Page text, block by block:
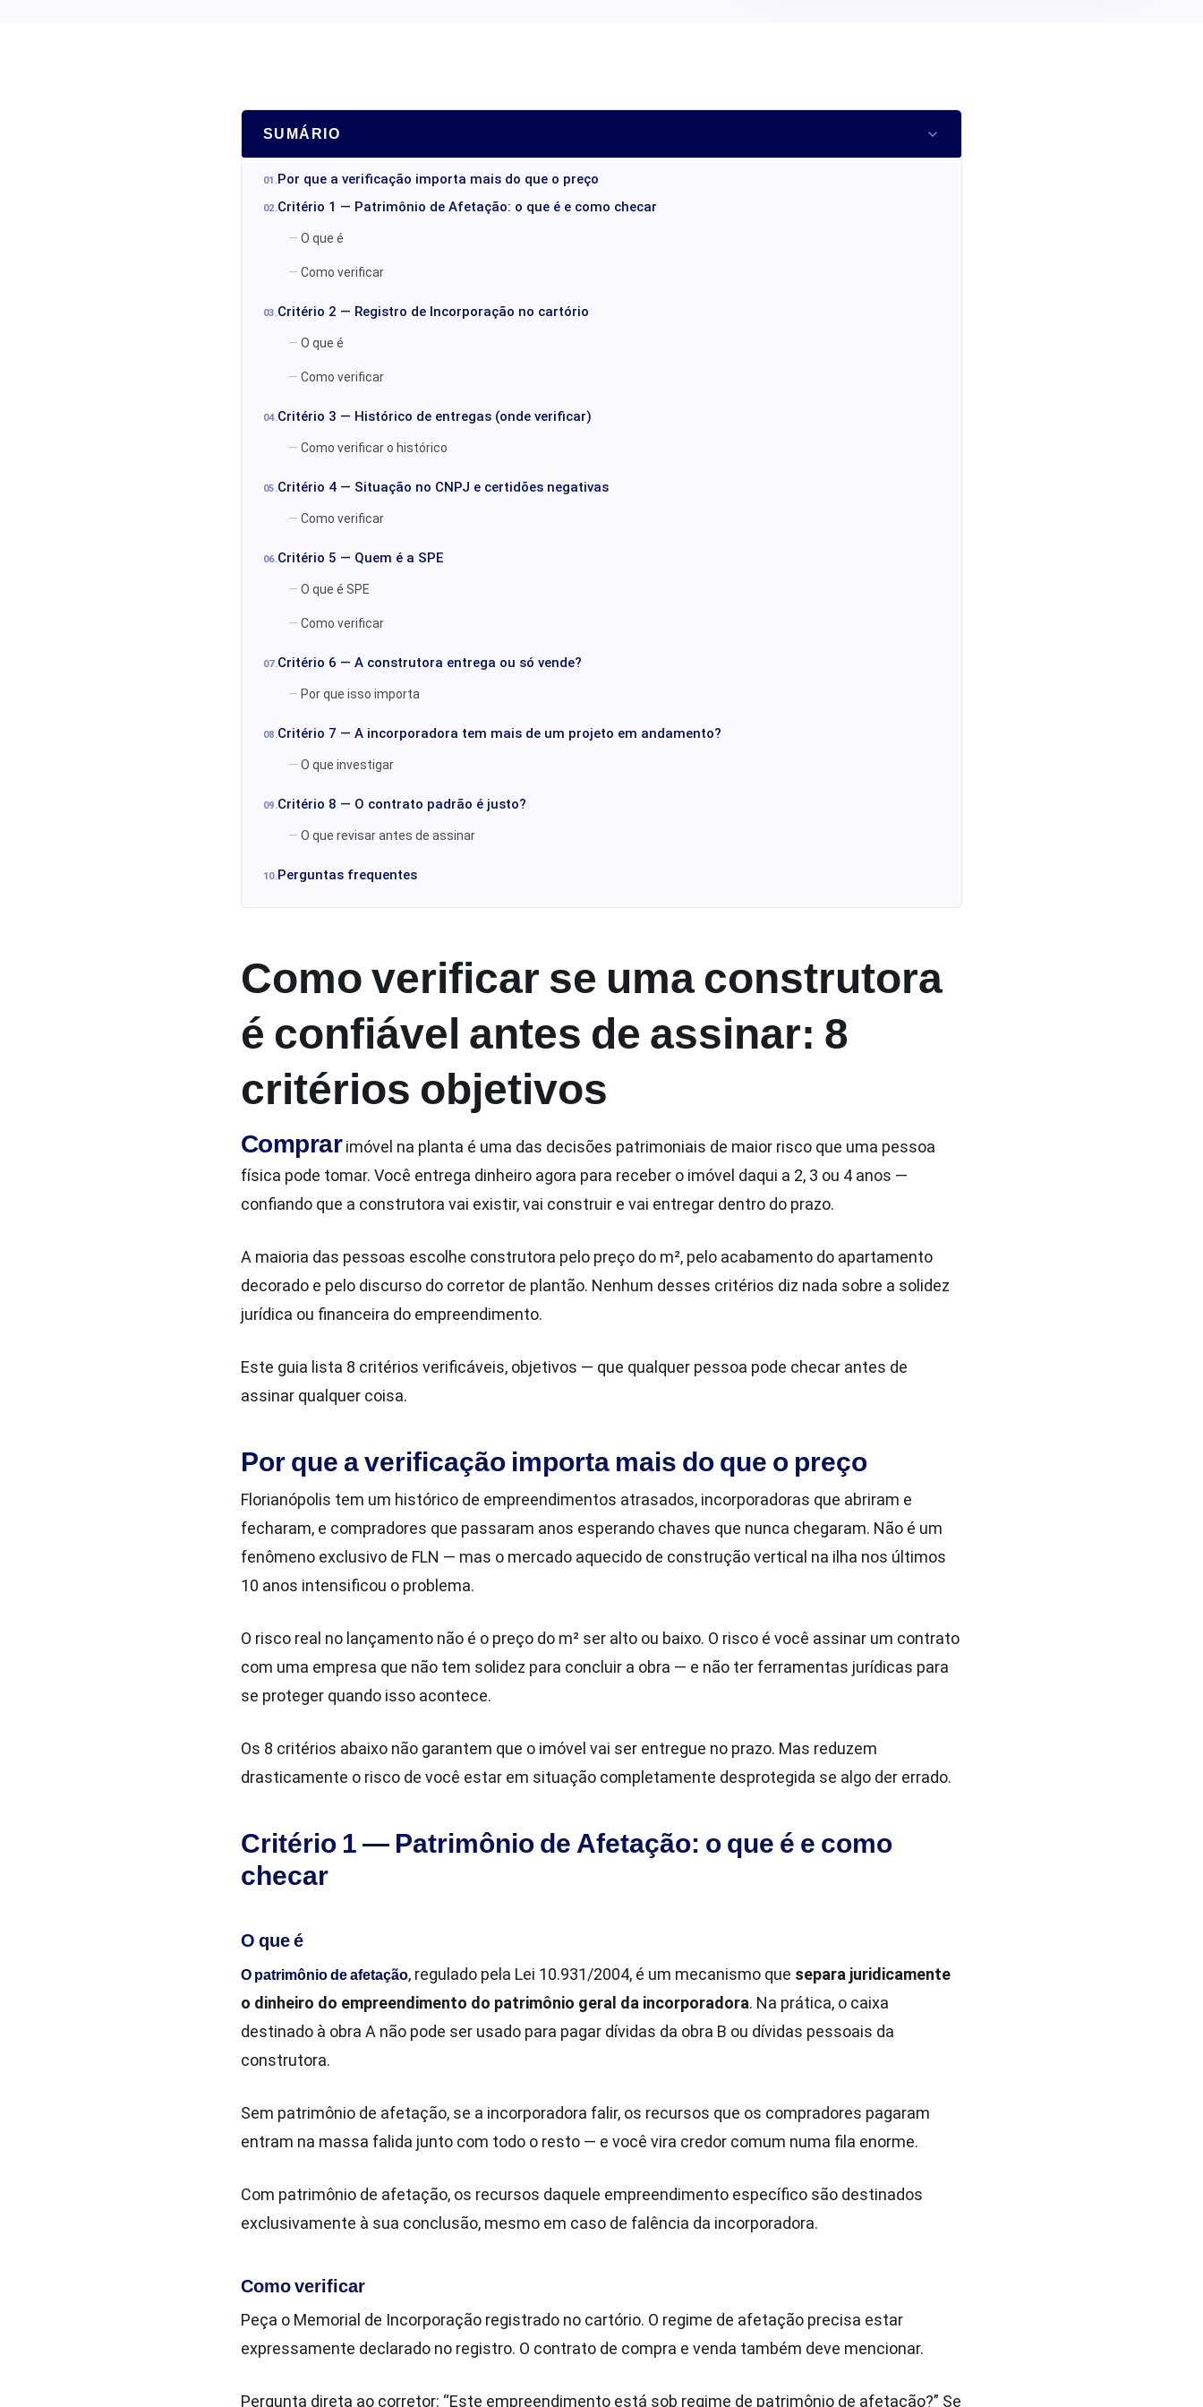
SUMÁRIO
Por que a verificação importa mais do que o preço
Critério 1 — Patrimônio de Afetação: o que é e como checar
O que é
Como verificar
Critério 2 — Registro de Incorporação no cartório
O que é
Como verificar
Critério 3 — Histórico de entregas (onde verificar)
Como verificar o histórico
Critério 4 — Situação no CNPJ e certidões negativas
Como verificar
Critério 5 — Quem é a SPE
O que é SPE
Como verificar
Critério 6 — A construtora entrega ou só vende?
Por que isso importa
Critério 7 — A incorporadora tem mais de um projeto em andamento?
O que investigar
Critério 8 — O contrato padrão é justo?
O que revisar antes de assinar
Perguntas frequentes
Como verificar se uma construtora
é confiável antes de assinar: 8
critérios objetivos
Comprarimóvel na planta é uma das decisões patrimoniais de maior risco que uma pessoa
física pode tomar. Você entrega dinheiro agora para receber o imóvel daqui a 2, 3 ou 4 anos —
confiando que a construtora vai existir, vai construir e vai entregar dentro do prazo.
A maioria das pessoas escolhe construtora pelo preço do m², pelo acabamento do apartamento
decorado e pelo discurso do corretor de plantão. Nenhum desses critérios diz nada sobre a solidez
jurídica ou financeira do empreendimento.
Este guia lista 8 critérios verificáveis, objetivos — que qualquer pessoa pode checar antes de
assinar qualquer coisa.
Por que a verificação importa mais do que o preço
Florianópolis tem um histórico de empreendimentos atrasados, incorporadoras que abriram e
fecharam, e compradores que passaram anos esperando chaves que nunca chegaram. Não é um
fenômeno exclusivo de FLN — mas o mercado aquecido de construção vertical na ilha nos últimos
10 anos intensificou o problema.
O risco real no lançamento não é o preço do m² ser alto ou baixo. O risco é você assinar um contrato
com uma empresa que não tem solidez para concluir a obra — e não ter ferramentas jurídicas para
se proteger quando isso acontece.
Os 8 critérios abaixo não garantem que o imóvel vai ser entregue no prazo. Mas reduzem
drasticamente o risco de você estar em situação completamente desprotegida se algo der errado.
Critério 1 — Patrimônio de Afetação: o que é e como
checar
O que é
O patrimônio de afetação, regulado pela Lei 10.931/2004, é um mecanismo que separa juridicamente
o dinheiro do empreendimento do patrimônio geral da incorporadora. Na prática, o caixa
destinado à obra A não pode ser usado para pagar dívidas da obra B ou dívidas pessoais da
construtora.
Sem patrimônio de afetação, se a incorporadora falir, os recursos que os compradores pagaram
entram na massa falida junto com todo o resto — e você vira credor comum numa fila enorme.
Com patrimônio de afetação, os recursos daquele empreendimento específico são destinados
exclusivamente à sua conclusão, mesmo em caso de falência da incorporadora.
Como verificar
Peça o Memorial de Incorporação registrado no cartório. O regime de afetação precisa estar
expressamente declarado no registro. O contrato de compra e venda também deve mencionar.
Pergunta direta ao corretor: “Este empreendimento está sob regime de patrimônio de afetação?” Se